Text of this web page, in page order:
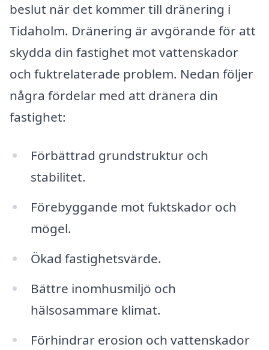
beslut när det kommer till dränering i
Tidaholm. Dränering är avgörande för att
skydda din fastighet mot vattenskador
och fuktrelaterade problem. Nedan följer
några fördelar med att dränera din
fastighet:
Förbättrad grundstruktur och
stabilitet.
Förebyggande mot fuktskador och
mögel.
Ökad fastighetsvärde.
Bättre inomhusmiljö och
hälsosammare klimat.
Förhindrar erosion och vattenskador